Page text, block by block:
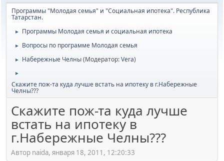
Программы "Молодая семья" и "Социальная ипотека". Республика
Татарстан.
► Программы Молодая семья и социальная ипотека
► Вопросы по программе Молодая семья
► Набережные Челны(Модератор:Vera)
►
Скажите пож-та куда лучше встать на ипотеку в г.Набережные
Челны???
Скажите пож-та куда лучше
встать на ипотеку в
г.Набережные Челны???
Автор naida, января 18, 2011, 12:20:33